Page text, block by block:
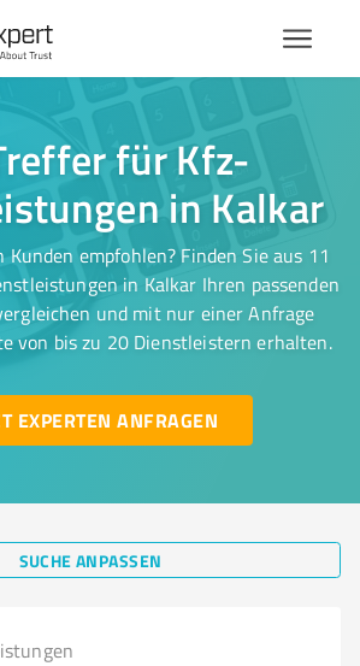
für Kfz-
in Kalkar
empfohlen? Finden Sie aus 11
in Kalkar Ihren passenden
und mit nur einer Anfrage
von bis zu 20 Dienstleistern erhalten.
EXPERTEN ANFRAGEN
SUCHE ANPASSEN